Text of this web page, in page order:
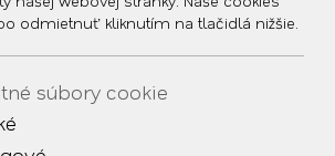
odmietnuť kliknutím na tlačidlá nižšie.
súbory cookie
s.r.o., mayabella s.r.o., Všetky práva